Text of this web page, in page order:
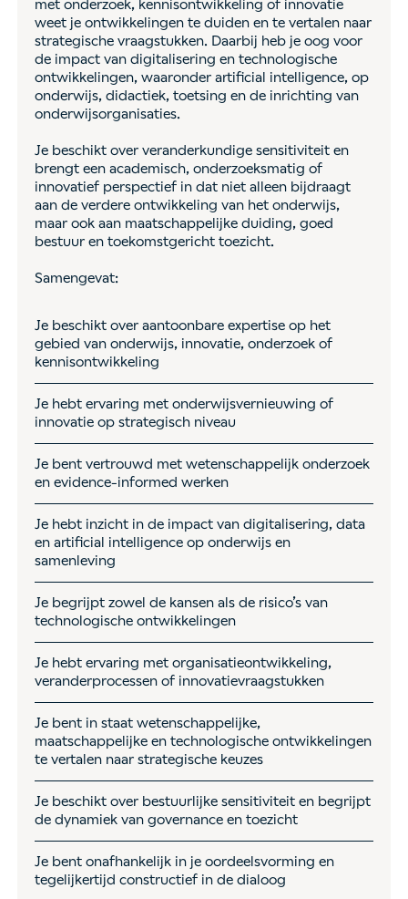
met onderzoek, kennisontwikkeling of innovatie
weet je ontwikkelingen te duiden en te vertalen naar
strategische vraagstukken. Daarbij heb je oog voor
de impact van digitalisering en technologische
ontwikkelingen, waaronder artificial intelligence, op
onderwijs, didactiek, toetsing en de inrichting van
onderwijsorganisaties.
Je beschikt over veranderkundige sensitiviteit en
brengt een academisch, onderzoeksmatig of
innovatief perspectief in dat niet alleen bijdraagt
aan de verdere ontwikkeling van het onderwijs,
maar ook aan maatschappelijke duiding, goed
bestuur en toekomstgericht toezicht.
Samengevat:
Je beschikt over aantoonbare expertise op het
gebied van onderwijs, innovatie, onderzoek of
kennisontwikkeling
Je hebt ervaring met onderwijsvernieuwing of
innovatie op strategisch niveau
Je bent vertrouwd met wetenschappelijk onderzoek
en evidence-informed werken
Je hebt inzicht in de impact van digitalisering, data
en artificial intelligence op onderwijs en
samenleving
Je begrijpt zowel de kansen als de risico’s van
technologische ontwikkelingen
Je hebt ervaring met organisatieontwikkeling,
veranderprocessen of innovatievraagstukken
Je bent in staat wetenschappelijke,
maatschappelijke en technologische ontwikkelingen
te vertalen naar strategische keuzes
Je beschikt over bestuurlijke sensitiviteit en begrijpt
de dynamiek van governance en toezicht
Je bent onafhankelijk in je oordeelsvorming en
tegelijkertijd constructief in de dialoog